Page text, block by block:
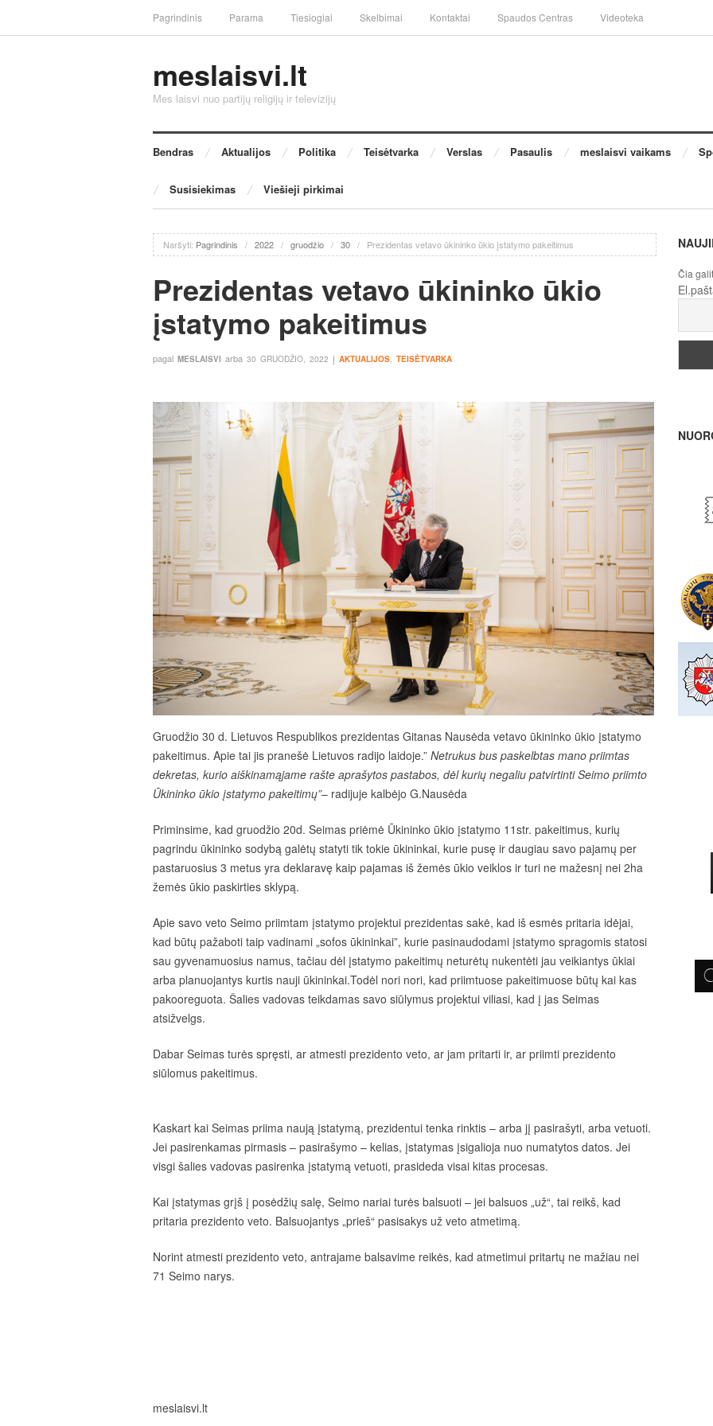
Pagrindinis Parama Tiesiogiai Skelbimai Kontaktai Spaudos Centras Videoteka
meslaisvi.lt
Mes laisvi nuo partijų religijų ir televizijų
Bendras Aktualijos Politika Teisėtvarka Verslas Pasaulis meslaisvi vaikams
Susisiekimas Viešieji pirkimai
Naršyti: Pagrindinis / 2022 / gruodžio / 30 / Prezidentas vetavo ūkininko ūkio įstatymo pakeitimus
Prezidentas vetavo ūkininko ūkio
įstatymo pakeitimus
pagal MESLAISVI arba 30 GRUODŽIO, 2022 į AKTUALIJOS, TEISĖTVARKA
Gruodžio 30 d. Lietuvos Respublikos prezidentas Gitanas Nausėda vetavo ūkininko ūkio įstatymo
pakeitimus. Apie tai jis pranešė Lietuvos radijo laidoje.” Netrukus bus paskelbtas mano priimtas
dekretas, kurio aiškinamąjame rašte aprašytos pastabos, dėl kurių negaliu patvirtinti Seimo priimto
Ūkininko ūkio įstatymo pakeitimų”– radijuje kalbėjo G.Nausėda
Priminsime, kad gruodžio 20d. Seimas priėmė Ūkininko ūkio įstatymo 11str. pakeitimus, kurių
pagrindu ūkininko sodybą galėtų statyti tik tokie ūkininkai, kurie pusę ir daugiau savo pajamų per
pastaruosius 3 metus yra deklaravę kaip pajamas iš žemės ūkio veiklos ir turi ne mažesnį nei 2ha
žemės ūkio paskirties sklypą.
Apie savo veto Seimo priimtam įstatymo projektui prezidentas sakė, kad iš esmės pritaria idėjai,
kad būtų pažaboti taip vadinami „sofos ūkininkai”, kurie pasinaudodami įstatymo spragomis statosi
sau gyvenamuosius namus, tačiau dėl įstatymo pakeitimų neturėtų nukentėti jau veikiantys ūkiai
arba planuojantys kurtis nauji ūkininkai.Todėl nori nori, kad priimtuose pakeitimuose būtų kai kas
pakooreguota. Šalies vadovas teikdamas savo siūlymus projektui viliasi, kad į jas Seimas
atsižvelgs.
Dabar Seimas turės spręsti, ar atmesti prezidento veto, ar jam pritarti ir, ar priimti prezidento
siūlomus pakeitimus.
Kaskart kai Seimas priima naują įstatymą, prezidentui tenka rinktis – arba jį pasirašyti, arba vetuoti.
Jei pasirenkamas pirmasis – pasirašymo – kelias, įstatymas įsigalioja nuo numatytos datos. Jei
visgi šalies vadovas pasirenka įstatymą vetuoti, prasideda visai kitas procesas.
Kai įstatymas grįš į posėdžių salę, Seimo nariai turės balsuoti – jei balsuos „už“, tai reikš, kad
pritaria prezidento veto. Balsuojantys „prieš“ pasisakys už veto atmetimą.
Norint atmesti prezidento veto, antrajame balsavime reikės, kad atmetimui pritartų ne mažiau nei
71 Seimo narys.
meslaisvi.lt
Čia